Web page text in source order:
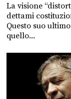
La visione
dettami
Questo suo
quello...